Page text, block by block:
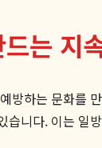
는 지
하는 문화
니다. 이는